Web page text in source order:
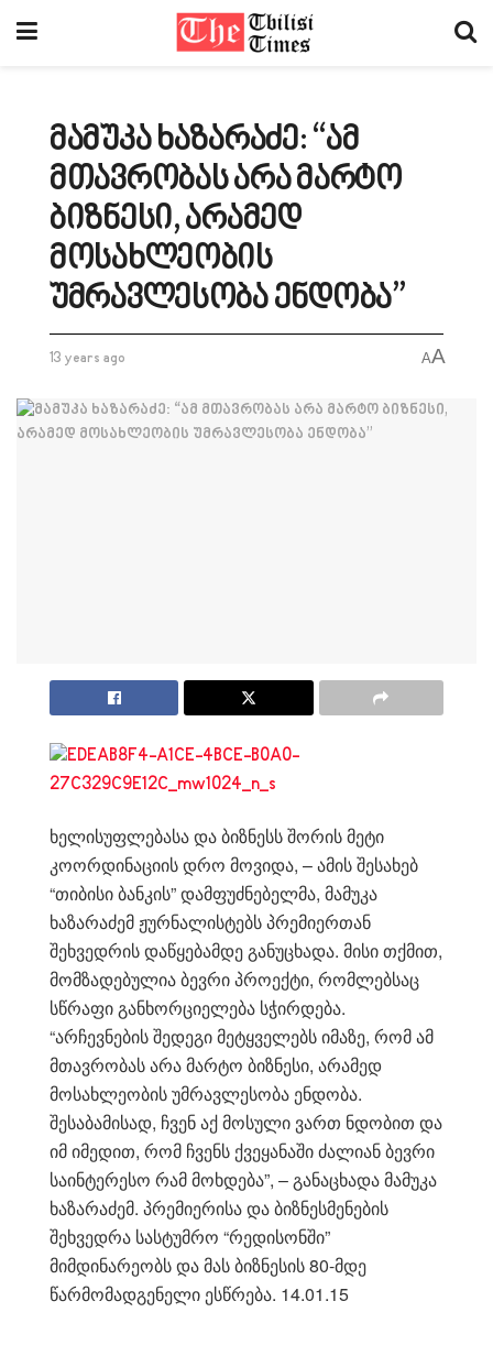
მამუკა ხაზარაძე: “ამ
მთავრობას არა მარტო
ბიზნესი, არამედ
მოსახლეობის
უმრავლესობა ენდობა”
13 years ago AA
ხელისუფლებასა და ბიზნესს შორის მეტი
კოორდინაციის დრო მოვიდა, – ამის შესახებ
“თიბისი ბანკის” დამფუძნებელმა, მამუკა
ხაზარაძემ ჟურნალისტებს პრემიერთან
შეხვედრის დაწყებამდე განუცხადა. მისი თქმით,
მომზადებულია ბევრი პროექტი, რომლებსაც
სწრაფი განხორციელება სჭირდება.
“არჩევნების შედეგი მეტყველებს იმაზე, რომ ამ
მთავრობას არა მარტო ბიზნესი, არამედ
მოსახლეობის უმრავლესობა ენდობა.
შესაბამისად, ჩვენ აქ მოსული ვართ ნდობით და
იმ იმედით, რომ ჩვენს ქვეყანაში ძალიან ბევრი
საინტერესო რამ მოხდება”, – განაცხადა მამუკა
ხაზარაძემ. პრემიერისა და ბიზნესმენების
შეხვედრა სასტუმრო “რედისონში”
მიმდინარეობს და მას ბიზნესის 80-მდე
წარმომადგენელი ესწრება. 14.01.15